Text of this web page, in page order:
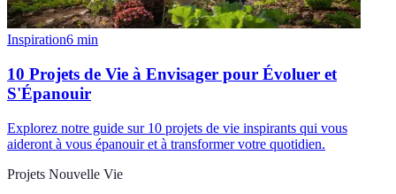
Inspiration6 min
10 Projets de Vie à Envisager pour Évoluer et
S'Épanouir
Explorez notre guide sur 10 projets de vie inspirants qui vous
aideront à vous épanouir et à transformer votre quotidien.
Projets Nouvelle Vie